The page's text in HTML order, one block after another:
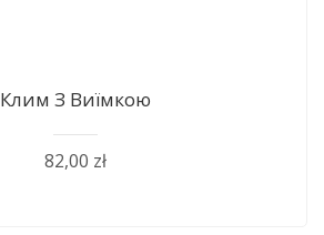
Клим З Виїмкою
82,00 zł